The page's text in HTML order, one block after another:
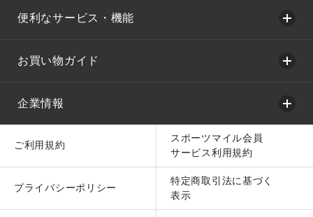
便利なサービス・機能
お買い物ガイド
企業情報
ご利用規約
スポーツマイル会員
サービス利用規約
プライバシーポリシー
特定商取引法に基づく
表示